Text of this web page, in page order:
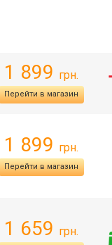
1 899 грн.
Перейти в магазин
1 899 грн.
Перейти в магазин
1 659 грн.